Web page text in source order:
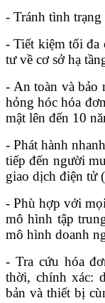
- Tránh tình
- Tiết kiệm tối đa
tư về cơ sở hạ
- An toàn và bảo
hỏng hóc hóa
mật lên đến 10
- Phát hành
tiếp đến người
giao dịch điện tử
- Phù hợp với
mô hình tập
mô hình doanh
- Tra cứu hóa
thời, chính xác:
bản và thiết bị